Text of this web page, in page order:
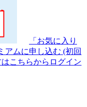
「お気に入り
アムに申し込む (初回
こちらからログイン